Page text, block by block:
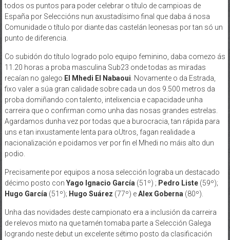
todos os puntos para poder celebrar o título de campioas de
España por Seleccións nun axustadísimo final que daba á nosa
Comunidade o título por diante das castelán leonesas por tan só un
punto de diferencia.
Co subidón do título logrado polo equipo feminino, daba comezo ás
11.20 horas a proba masculina Sub23 onde todas as miradas
recaían no galego El Mhedi El Nabaoui. Novamente o da Estrada,
fixo valer a súa gran calidade sobre cada un dos 9.500 metros da
proba domiñando con talento, intelixencia e capacidade unha
carreira que o confirman como unha das nosas grandes estrelas.
Agardamos dunha vez por todas que a burocracia, tan rápida para
uns e tan inxustamente lenta para oUtros, fagan realidade a
nacionalización e poidamos ver por fin el Mhedi no máis alto dun
podio.
Precisamente por equipos a nosa selección lograba un destacado
décimo posto con Yago Ignacio García(51º) ; Pedro Liste(59º);
Hugo García(51º); Hugo Suárez (77º) eAlex Goberna(80º).
Unha das novidades deste campionato era a inclusión da carreira
de relevos mixto na que tamén tomaba parte a Selección Galega
logrando neste debut un excelente sétimo posto da clasificación